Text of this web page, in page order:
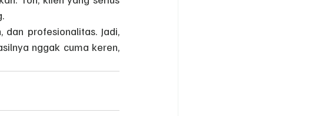
profesionalitas. Jadi,
nggak cuma keren,